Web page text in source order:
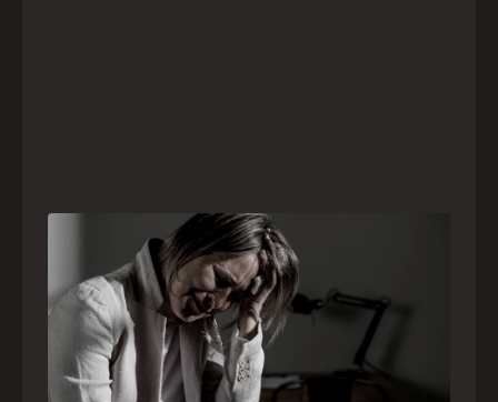
Crise psiquiátrica é urgência médica: saiba
como o SAMU atua nesses casos
Surtos, tentativas de suicídio e episódios de
agitação intensa são considerados urgências
médicas e devem receber atendimento
especializado pelo telefone 192